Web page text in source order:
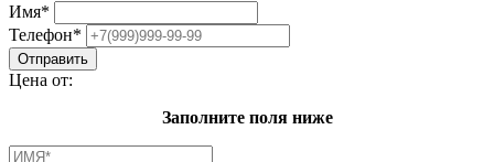
Имя*
Телефон*
Цена от:
Заполните поля ниже